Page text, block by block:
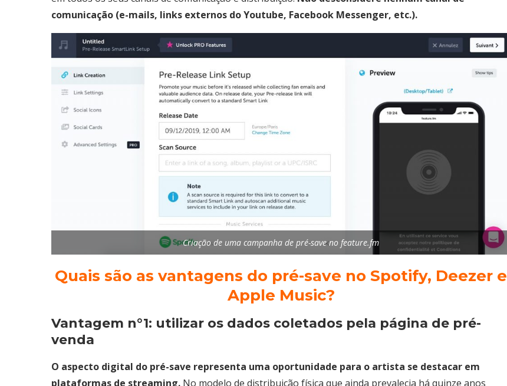
comunicação (e-mails, links externos do Youtube, Facebook Messenger, etc.).
Criação de uma campanha de pré-save no feature.fm
Quais são as vantagens do pré-save no Spotify, Deezer e
Apple Music?
Vantagem n°1: utilizar os dados coletados pela página de pré-
venda
O aspecto digital do pré-save representa uma oportunidade para o artista se destacar em
plataformas de streaming. No modelo de distribuição física que ainda prevalecia há quinze anos